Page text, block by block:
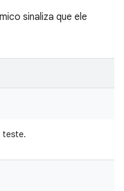
sinaliza que ele
teste.